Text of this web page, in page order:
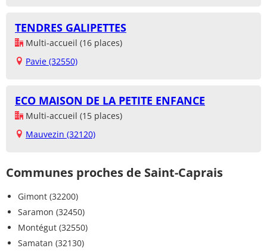
TENDRES GALIPETTES
Multi-accueil (16 places)
Pavie (32550)
ECO MAISON DE LA PETITE ENFANCE
Multi-accueil (15 places)
Mauvezin (32120)
Communes proches de Saint-Caprais
Gimont (32200)
Saramon (32450)
Montégut (32550)
Samatan (32130)